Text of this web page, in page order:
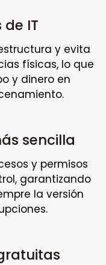
IT
y evita
físicas, lo que
y dinero en
sencilla
y permisos
garantizando
la versión